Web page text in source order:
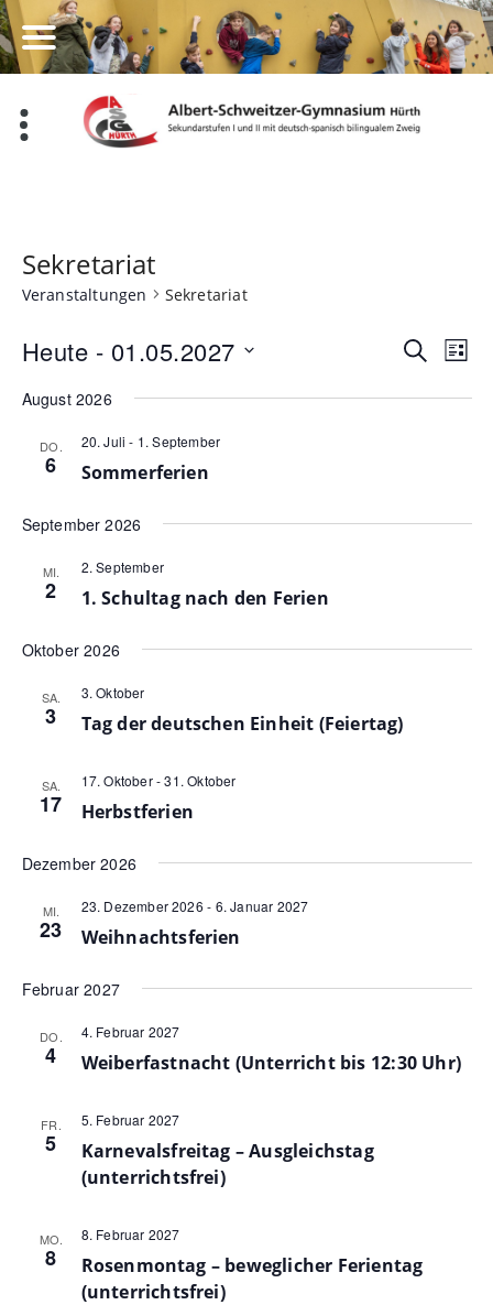
Zum
Inhalt
springen
Sekretariat
Veranstaltungen Sekretariat
SucheListe
Heute - 01.05.2027
wählen.
August 2026
DO.
6
20. Juli - 1. September
Sommerferien
September 2026
MI.
2
2. September
1. Schultag nach den Ferien
Oktober 2026
SA.
3
3. Oktober
Tag der deutschen Einheit (Feiertag)
SA.
17
17. Oktober-31. Oktober
Herbstferien
Dezember 2026
MI.
23
23. Dezember 2026 - 6. Januar 2027
Weihnachtsferien
Februar 2027
DO.
4
4. Februar 2027
Weiberfastnacht (Unterricht bis 12:30 Uhr)
FR.
5
5. Februar 2027
Karnevalsfreitag – Ausgleichstag
(unterrichtsfrei)
MO.
8
8. Februar 2027
Rosenmontag – beweglicher Ferientag
(unterrichtsfrei)